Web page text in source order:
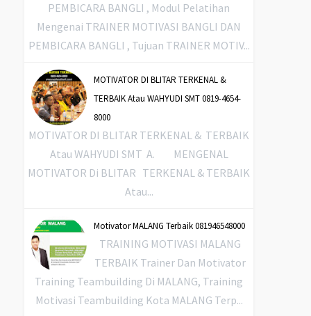
PEMBICARA BANGLI , Modul Pelatihan
Mengenai TRAINER MOTIVASI BANGLI DAN
PEMBICARA BANGLI , Tujuan TRAINER MOTIV...
MOTIVATOR DI BLITAR TERKENAL &
TERBAIK Atau WAHYUDI SMT 0819-4654-
8000
MOTIVATOR DI BLITAR TERKENAL & TERBAIK
Atau WAHYUDI SMT A. MENGENAL
MOTIVATOR Di BLITAR TERKENAL & TERBAIK
Atau...
Motivator MALANG Terbaik 081946548000
TRAINING MOTIVASI MALANG
TERBAIK Trainer Dan Motivator
Training Teambuilding Di MALANG, Training
Motivasi Teambuilding Kota MALANG Terp...